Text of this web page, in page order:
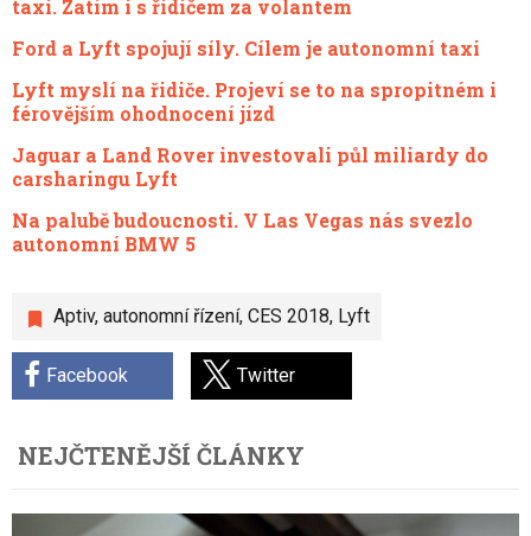
Aptiv, autonomní řízení, CES 2018, Lyft
Facebook Twitter
taxi. Zatím i s řidičem za volantem
Ford a Lyft spojují síly. Cílem je autonomní taxi
Lyft myslí na řidiče. Projeví se to na spropitném i
férovějším ohodnocení jízd
Jaguar a Land Rover investovali půl miliardy do
carsharingu Lyft
Na palubě budoucnosti. V Las Vegas nás svezlo
autonomní BMW 5
NEJČTENĚJŠÍ ČLÁNKY